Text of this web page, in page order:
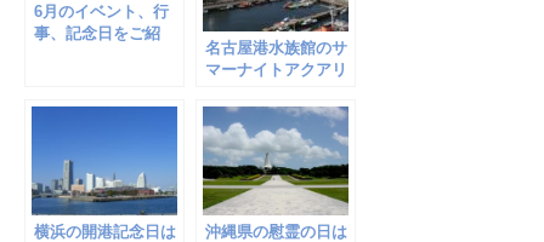
6月のイベント、行
事、記念日をご紹
名古屋港水族館のサ
マーナイトアクアリ
程！
横浜の開港記念日は
沖縄県の慰霊の日は